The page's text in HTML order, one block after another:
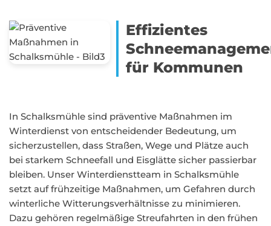
Effizientes
für Kommunen
In Schalksmühle sind präventive Maßnahmen im
Winterdienst von entscheidender Bedeutung, um
sicherzustellen, dass Straßen, Wege und Plätze auch
bei starkem Schneefall und Eisglätte sicher passierbar
bleiben. Unser Winterdienstteam in Schalksmühle
setzt auf frühzeitige Maßnahmen, um Gefahren durch
winterliche Witterungsverhältnisse zu minimieren.
Dazu gehören regelmäßige Streufahrten in den frühen